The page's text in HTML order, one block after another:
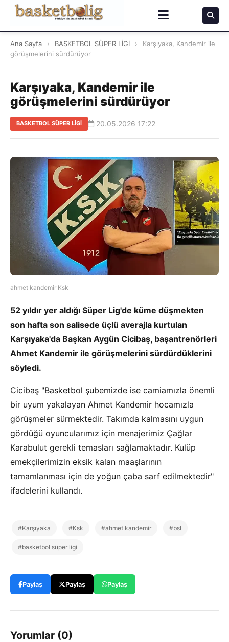
Ana Sayfa › BASKETBOL SÜPER LİGİ ›
Karşıyaka, Kandemir ile
görüşmelerini sürdürüyor
Karşıyaka, Kandemir ile
görüşmelerini sürdürüyor
BASKETBOL SÜPER LİGİ 20.05.2026 17:22
ahmet kandemir Ksk
52 yıldır yer aldığı Süper Lig'de küme düşmekten
son hafta son salisede üçlü averajla kurtulan
Karşıyaka'da Başkan Aygün Cicibaş, başantrenörleri
Ahmet Kandemir ile görüşmelerini sürdürdüklerini
söyledi.
Cicibaş "Basketbol şubemizde ise camiamızla önemli
bir uyum yakalayan Ahmet Kandemir hocamızla
görüşmeler sürmektedir. Takımda kalmasını uygun
gördüğü oyuncularımız için menajerimiz Çağlar
Karabulut gerekli temasları sağlamaktadır. Kulüp
emekçilerimizin eksik kalan maaşlarının
tamamlanması için de yoğun çaba sarf edilmektedir"
ifadelerini kullandı.
#Karşıyaka #Ksk #ahmet kandemir #bsl
#basketbol süper ligi
Paylaş Paylaş Paylaş
Yorumlar (0)